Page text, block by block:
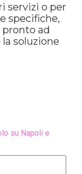
servizi o per
specifiche,
ad
soluzione
su Napoli e